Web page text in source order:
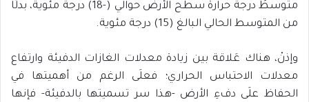
متوسطُ درجة حرارة سطح الأرض حوالي (-18) درجة مئوية، بدلًا
من المتوسط الحالي البالغ (15) درجة مئوية.
وإذنْ، هناك عَلاقة بين زيادة معدلات الغازات الدفيئة وارتفاع
معدلات الاحتباس الحراري؛ فعلَى الرغم من أهميتها في
الحفاظ علَى دفءِ الأرض -هذا سر تسميتها بالدفيئة- فإنها